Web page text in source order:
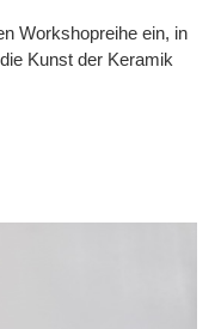
Workshopreihe ein, in
Kunst der Keramik